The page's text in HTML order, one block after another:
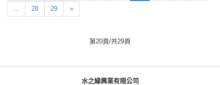
... 28 29 »
第20頁/共29頁
水之緣興業有限公司